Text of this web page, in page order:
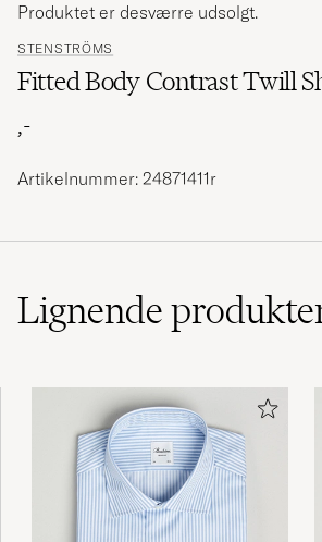
STENSTRÖMS
Fitted Body Contrast Twill
,-
Produktet er desværre udsolgt.
Artikelnummer: 24871411r
Lignende